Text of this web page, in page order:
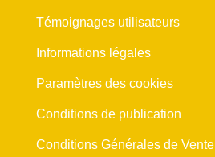
Témoignages utilisateurs
Informations légales
Paramètres des cookies
Conditions de publication
Conditions Générales de Vente